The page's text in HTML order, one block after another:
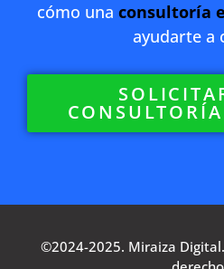
cómo una consultoría
ayudarte a
©2024-2025. Miraiza